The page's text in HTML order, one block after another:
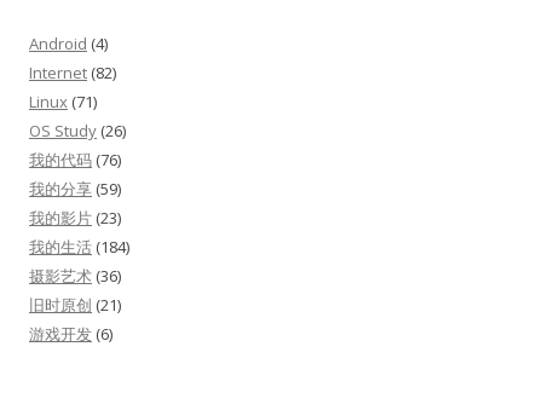
Android (4)
Internet (82)
Linux (71)
OS Study (26)
我的代码 (76)
我的分享 (59)
我的影片 (23)
我的生活 (184)
摄影艺术 (36)
旧时原创 (21)
游戏开发 (6)